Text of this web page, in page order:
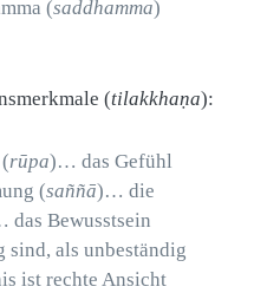
(saddhamma)
(tilakkhaṇa):
rūpa)… das Gefühl
(saññā)… die
das Bewusstsein
sind, als unbeständig
ist rechte Ansicht